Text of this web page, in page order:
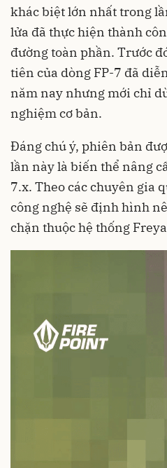
khác biệt lớn nhất trong
lửa đã thực hiện thành
đường toàn phần. Trước
tiên của dòng FP-7 đã
năm nay nhưng mới chỉ
nghiệm cơ bản.
Đáng chú ý, phiên bản
lần này là biến thể nâng
7.x. Theo các chuyên gia
công nghệ sẽ định hình
chặn thuộc hệ thống